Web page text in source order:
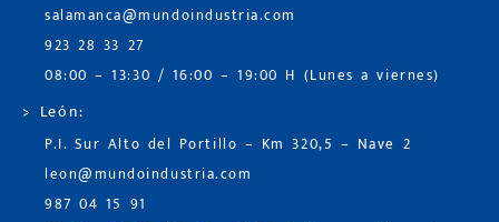
salamanca@mundoindustria.com
923 28 33 27
08:00 – 13:30 / 16:00 – 19:00 H (Lunes a viernes)
> León:
P.I. Sur Alto del Portillo – Km 320,5 – Nave 2
leon@mundoindustria.com
987 04 15 91